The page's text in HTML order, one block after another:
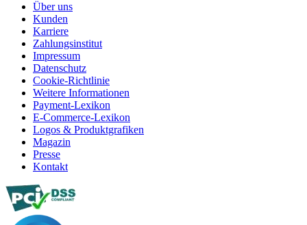
Über uns
Kunden
Karriere
Zahlungsinstitut
Impressum
Datenschutz
Cookie-Richtlinie
Weitere Informationen
Payment-Lexikon
E-Commerce-Lexikon
Logos & Produktgrafiken
Magazin
Presse
Kontakt